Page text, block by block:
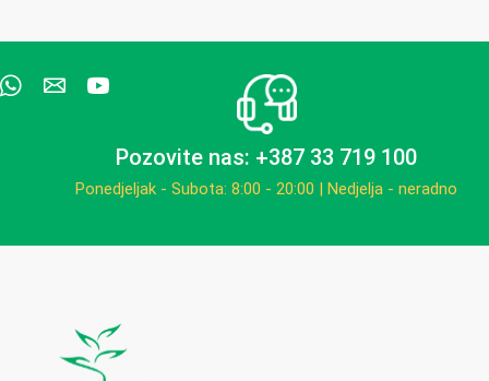
Pozovite nas: +387 33 719 100
Ponedjeljak - Subota: 8:00 - 20:00 | Nedjelja - neradno